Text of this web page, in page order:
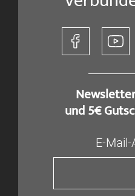
und 5€
E-Mail-